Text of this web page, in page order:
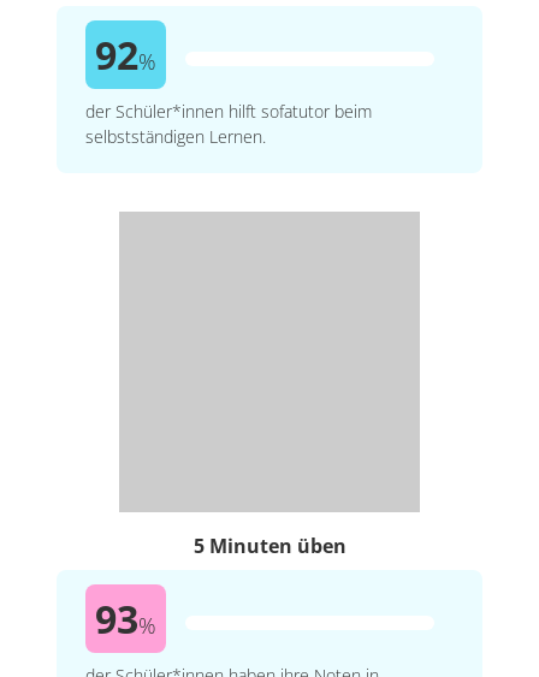
92%
der Schüler*innen hilft sofatutor beim
selbstständigen Lernen.
5 Minuten üben
93%